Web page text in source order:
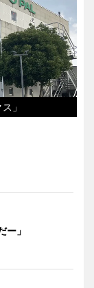
」
ー」